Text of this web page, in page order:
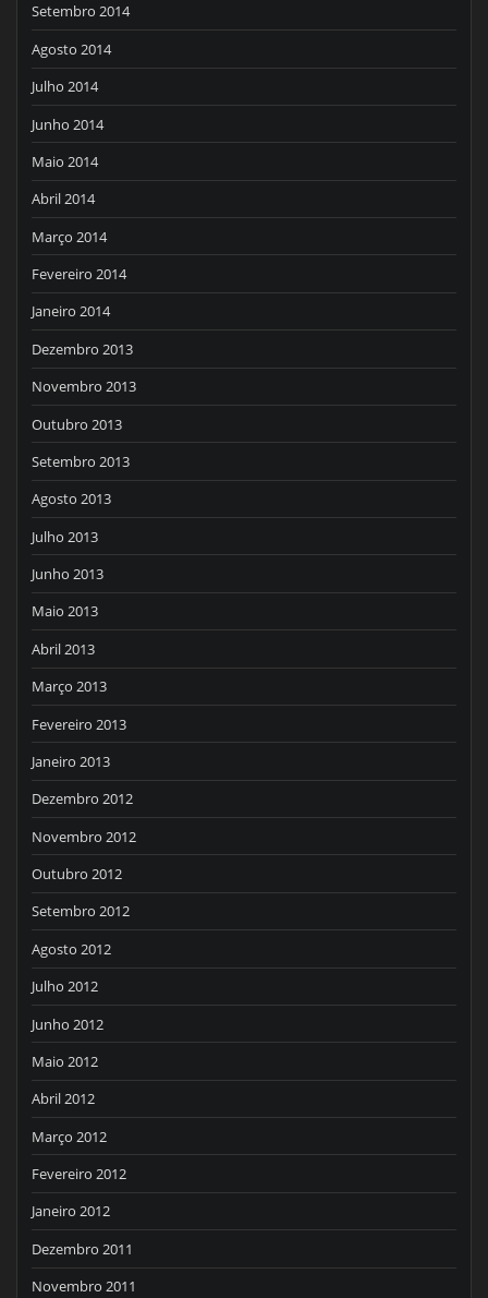
Setembro 2014
Agosto 2014
Julho 2014
Junho 2014
Maio 2014
Abril 2014
Março 2014
Fevereiro 2014
Janeiro 2014
Dezembro 2013
Novembro 2013
Outubro 2013
Setembro 2013
Agosto 2013
Julho 2013
Junho 2013
Maio 2013
Abril 2013
Março 2013
Fevereiro 2013
Janeiro 2013
Dezembro 2012
Novembro 2012
Outubro 2012
Setembro 2012
Agosto 2012
Julho 2012
Junho 2012
Maio 2012
Abril 2012
Março 2012
Fevereiro 2012
Janeiro 2012
Dezembro 2011
Novembro 2011